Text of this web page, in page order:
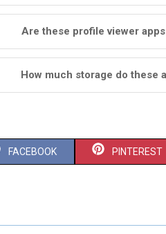
Are these profile viewer
How much storage do these
S
R
FACEBOOK S
R
PINTEREST